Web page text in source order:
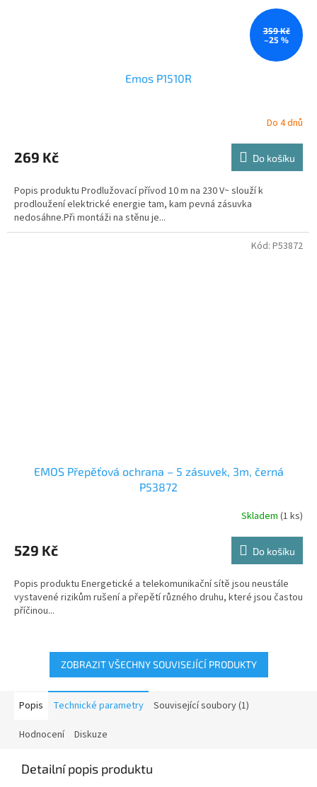
359 Kč
–25 %
Emos P1510R
Do 4 dnů
269 Kč Do košíku
Popis produktu Prodlužovací přívod 10 m na 230 V~ slouží k
prodloužení elektrické energie tam, kam pevná zásuvka
nedosáhne.Při montáži na stěnu je...
EMOS Přepěťová ochrana – 5 zásuvek, 3m, černá
P53872
Skladem (1 ks)
529 Kč Do košíku
Popis produktu Energetické a telekomunikační sítě jsou neustále
vystavené rizikům rušení a přepětí různého druhu, které jsou častou
příčinou...
Kód: P53872
ZOBRAZIT VŠECHNY SOUVISEJÍCÍ PRODUKTY
Popis Technické parametry Související soubory (1)
Hodnocení Diskuze
Detailní popis produktu